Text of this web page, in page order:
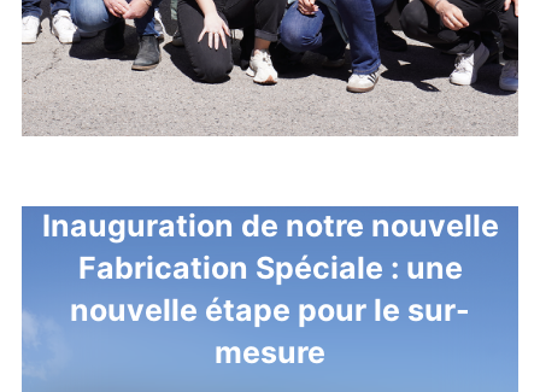
Inauguration de notre nouvelle
Fabrication Spéciale : une
nouvelle étape pour le sur-
mesure